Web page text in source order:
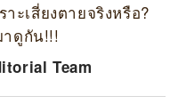
ะเสี่ยงตายจริงหรือ?
ดูกัน!!!
Team